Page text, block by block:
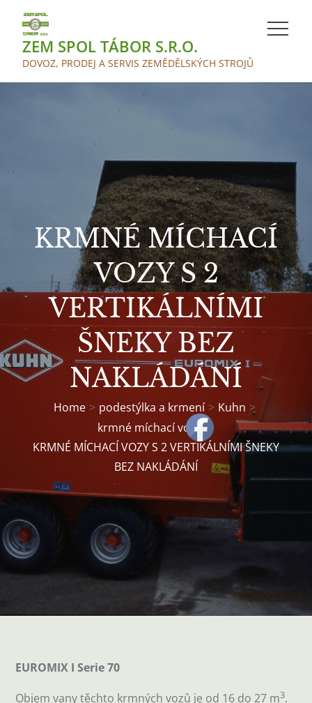
contentZEM SPOL TÁBOR S.R.O.
DOVOZ, PRODEJ A SERVIS ZEMĚDĚLSKÝCH STROJŮ
KRMNÉ MÍCHACÍ
VOZY S 2
VERTIKÁLNÍMI
ŠNEKY BEZ
NAKLÁDÁNÍ
Home podestýlka a krmení
Kuhn
krmné míchací vozy
KRMNÉ MÍCHACÍ VOZY S 2 VERTIKÁLNÍMI ŠNEKY
BEZ NAKLÁDÁNÍ
EUROMIX I Serie 70
Objem vany těchto krmných vozů je od 16 do 27 m3.